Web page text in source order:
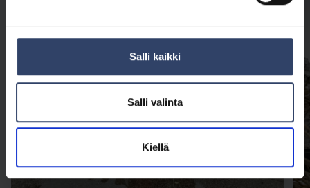
Salli kaikki
Salli valinta
Kiellä